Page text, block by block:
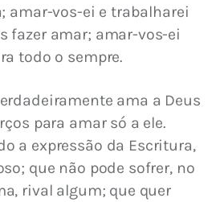
amar-vos-ei e trabalharei
fazer amar; amar-vos-ei
todo o sempre.
ama a Deus
para amar só a ele.
a expressão da Escritura,
que não pode sofrer, no
rival algum; que quer